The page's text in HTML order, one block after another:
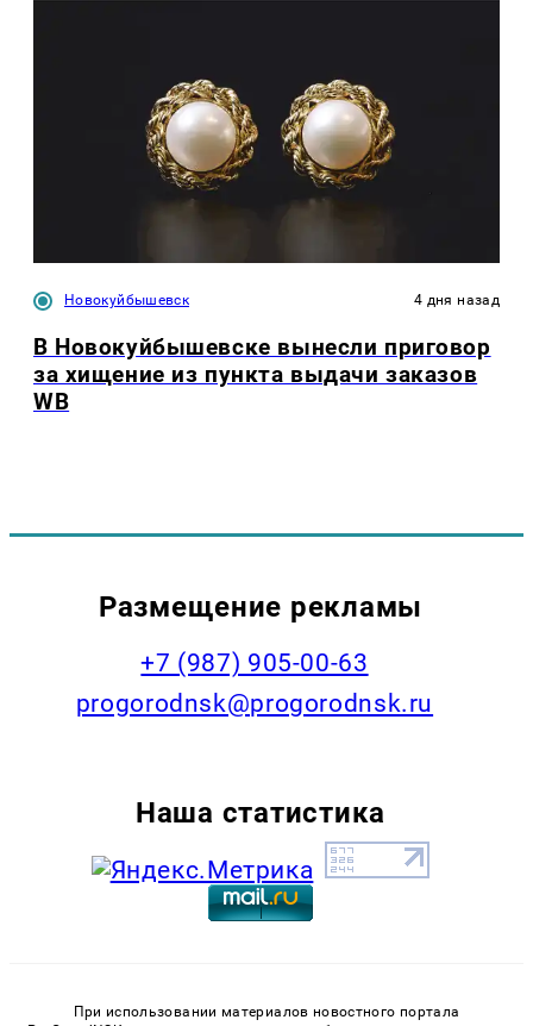
Новокуйбышевск 4 дня назад
В Новокуйбышевске вынесли приговор
за хищение из пункта выдачи заказов
WB
Размещение рекламы
+7 (987) 905-00-63
progorodnsk@progorodnsk.ru
Наша статистика
При использовании материалов новостного портала